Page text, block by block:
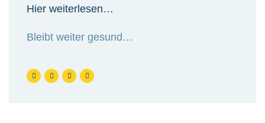
Hier weiterlesen…
Bleibt weiter gesund…